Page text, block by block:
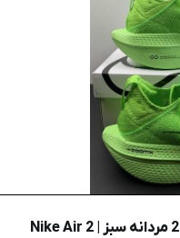
کتونی نایک ایر زوم آلفافلای نکست 2 مردانه سبز | 2 Nike Air